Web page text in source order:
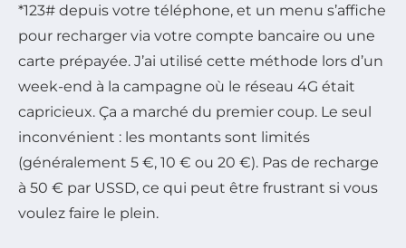
*123# depuis votre téléphone, et un menu s’affiche
pour recharger via votre compte bancaire ou une
carte prépayée. J’ai utilisé cette méthode lors d’un
week-end à la campagne où le réseau 4G était
capricieux. Ça a marché du premier coup. Le seul
inconvénient : les montants sont limités
(généralement 5 €, 10 € ou 20 €). Pas de recharge
à 50 € par USSD, ce qui peut être frustrant si vous
voulez faire le plein.